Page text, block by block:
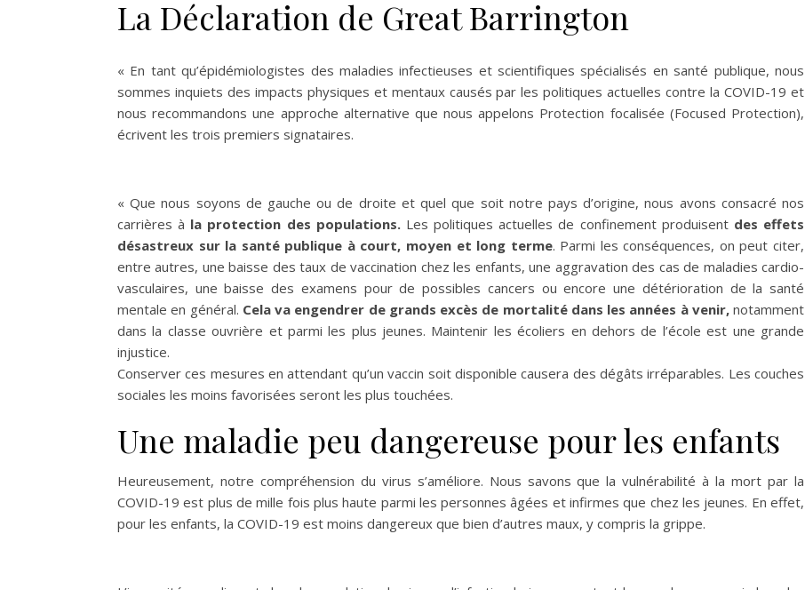
La Déclaration de Great Barrington
« En tant qu’épidémiologistes des maladies infectieuses et scientifiques spécialisés en santé publique, nous
sommes inquiets des impacts physiques et mentaux causés par les politiques actuelles contre la COVID-19 et
nous recommandons une approche alternative que nous appelons Protection focalisée (Focused Protection),
écrivent les trois premiers signataires.
« Que nous soyons de gauche ou de droite et quel que soit notre pays d’origine, nous avons consacré nos
carrières à la protection des populations.Les politiques actuelles de confinement produisent des effets
désastreux sur la santé publique à court, moyen et long terme. Parmi les conséquences, on peut citer,
entre autres, une baisse des taux de vaccination chez les enfants, une aggravation des cas de maladies cardio-
vasculaires, une baisse des examens pour de possibles cancers ou encore une détérioration de la santé
mentale en général. Cela va engendrer de grands excès de mortalité dans les années à venir,notamment
dans la classe ouvrière et parmi les plus jeunes. Maintenir les écoliers en dehors de l’école est une grande
injustice.
Conserver ces mesures en attendant qu’un vaccin soit disponible causera des dégâts irréparables. Les couches
sociales les moins favorisées seront les plus touchées.
Une maladie peu dangereuse pour les enfants
Heureusement, notre compréhension du virus s’améliore. Nous savons que la vulnérabilité à la mort par la
COVID-19 est plus de mille fois plus haute parmi les personnes âgées et infirmes que chez les jeunes. En effet,
pour les enfants, la COVID-19 est moins dangereux que bien d’autres maux, y compris la grippe.